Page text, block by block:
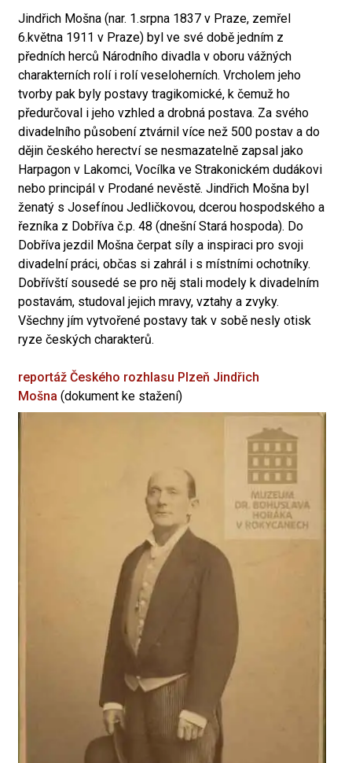
Jindřich Mošna (nar. 1.srpna 1837 v Praze, zemřel
6.května 1911 v Praze) byl ve své době jedním z
předních herců Národního divadla v oboru vážných
charakterních rolí i rolí veseloherních. Vrcholem jeho
tvorby pak byly postavy tragikomické, k čemuž ho
předurčoval i jeho vzhled a drobná postava. Za svého
divadelního působení ztvárnil více než 500 postav a do
dějin českého herectví se nesmazatelně zapsal jako
Harpagon v Lakomci, Vocílka ve Strakonickém dudákovi
nebo principál v Prodané nevěstě. Jindřich Mošna byl
ženatý s Josefínou Jedličkovou, dcerou hospodského a
řezníka z Dobříva č.p. 48 (dnešní Stará hospoda). Do
Dobříva jezdil Mošna čerpat síly a inspiraci pro svoji
divadelní práci, občas si zahrál i s místními ochotníky.
Dobřívští sousedé se pro něj stali modely k divadelním
postavám, studoval jejich mravy, vztahy a zvyky.
Všechny jím vytvořené postavy tak v sobě nesly otisk
ryze českých charakterů.
reportáž Českého rozhlasu Plzeň Jindřich
Mošna (dokument ke stažení)